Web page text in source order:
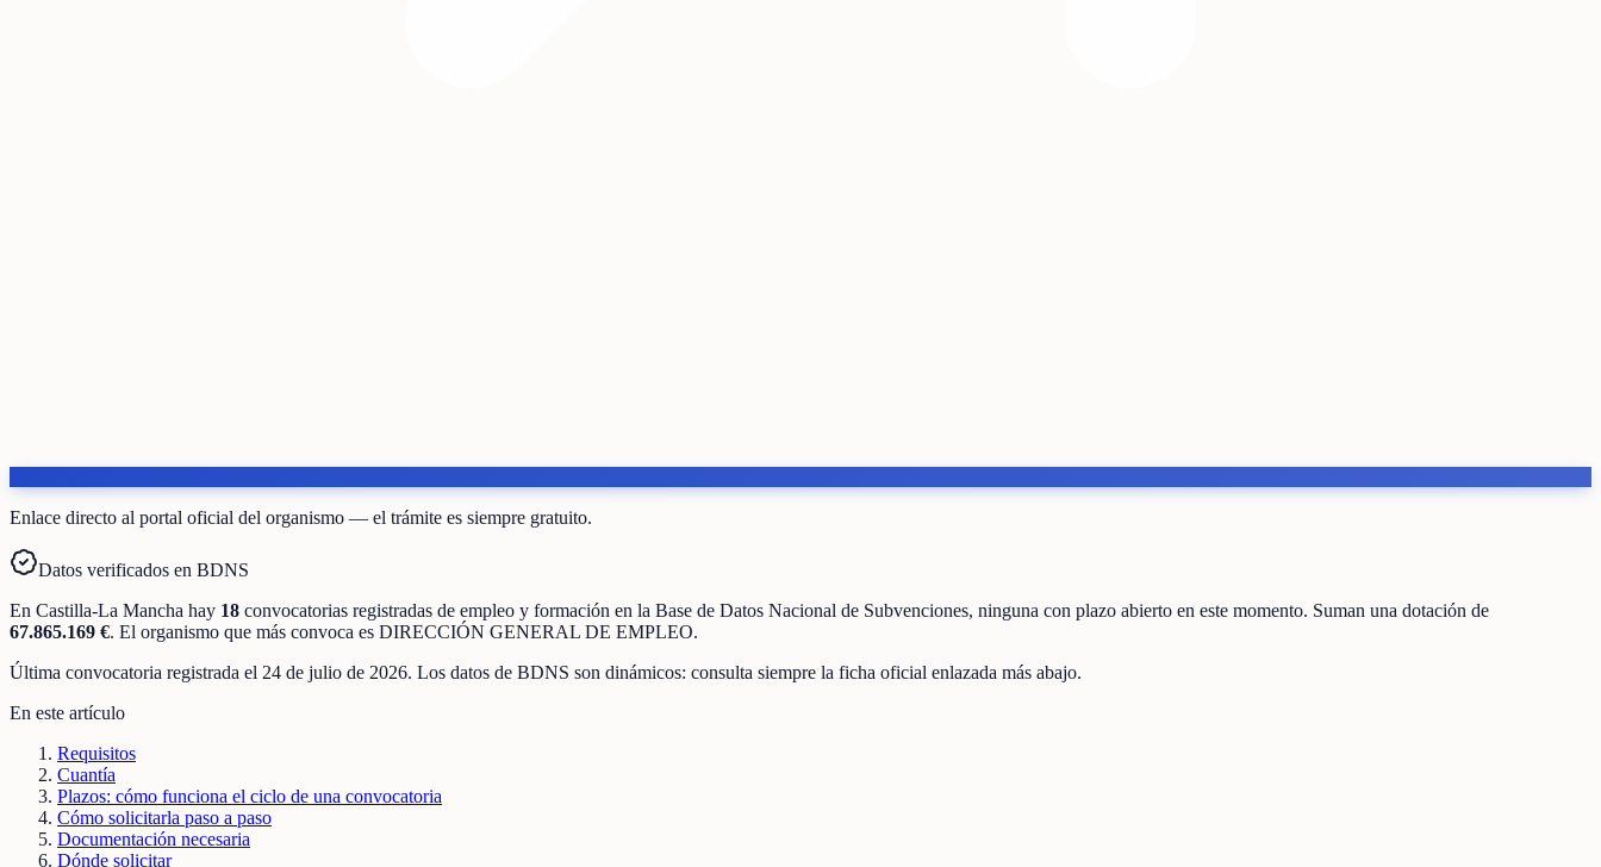
Enlace directo al portal oficial del organismo — el trámite es siempre gratuito.
Datos verificados en BDNS
En Castilla-La Mancha hay 18 convocatorias registradas de empleo y formación en la Base de Datos Nacional de Subvenciones, ninguna con plazo abierto en este momento. Suman una dotación de
67.865.169 €. El organismo que más convoca es DIRECCIÓN GENERAL DE EMPLEO.
Última convocatoria registrada el 24 de julio de 2026. Los datos de BDNS son dinámicos: consulta siempre la ficha oficial enlazada más abajo.
En este artículo
Requisitos
Cuantía
Plazos: cómo funciona el ciclo de una convocatoria
Cómo solicitarla paso a paso
Documentación necesaria
Dónde solicitar